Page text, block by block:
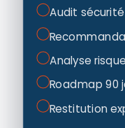
Audit
Analyse
Roadmap 90
Restitution